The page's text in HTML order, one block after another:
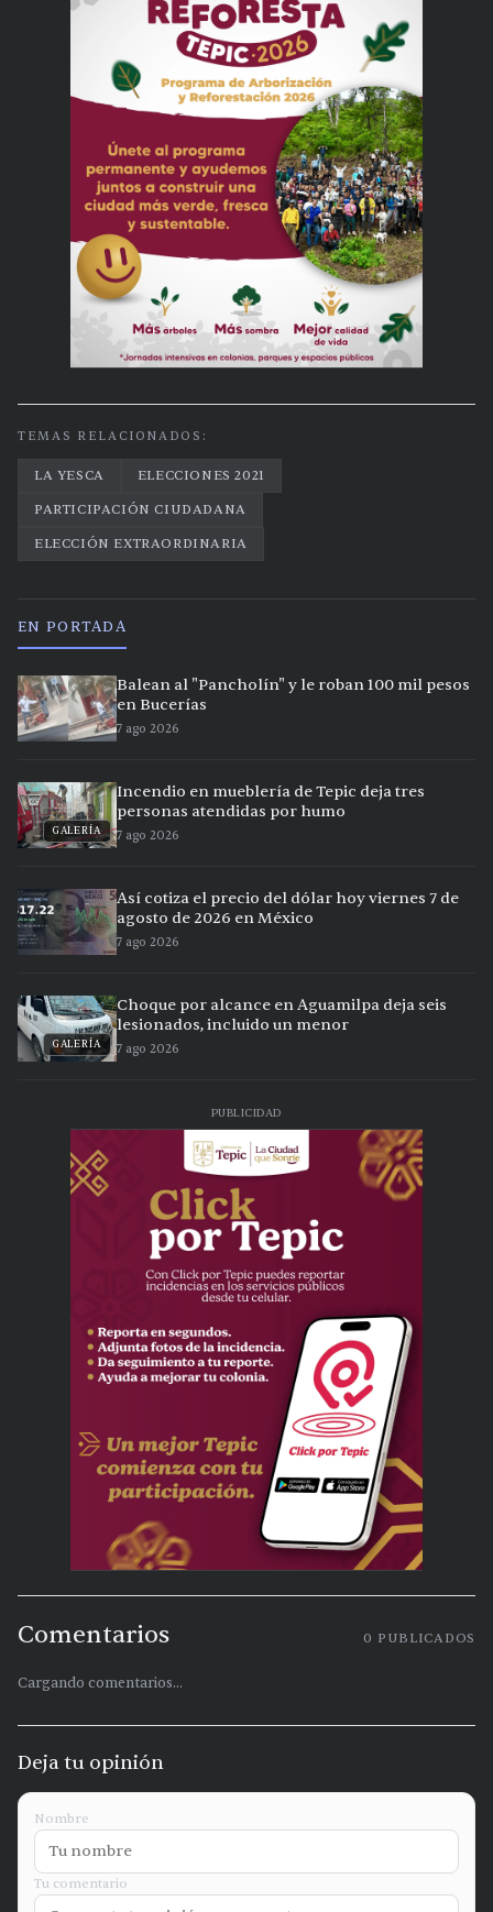
TEMAS RELACIONADOS:
LA YESCA
ELECCIONES 2021
PARTICIPACIÓN CIUDADANA
ELECCIÓN EXTRAORDINARIA
EN PORTADA
Balean al "Pancholín" y le roban 100 mil pesos
en Bucerías
7 ago 2026
GALERÍA
Incendio en mueblería de Tepic deja tres
personas atendidas por humo
7 ago 2026
Así cotiza el precio del dólar hoy viernes 7 de
agosto de 2026 en México
7 ago 2026
GALERÍA
Choque por alcance en Aguamilpa deja seis
lesionados, incluido un menor
7 ago 2026
PUBLICIDAD
Comentarios 0 PUBLICADOS
Cargando comentarios...
Deja tu opinión
Nombre
Tu comentario